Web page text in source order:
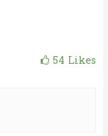
54 Likes